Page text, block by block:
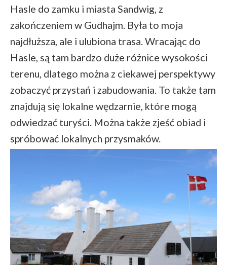
Hasle do zamku i miasta Sandwig, z
zakończeniem w Gudhajm. Była to moja
najdłuższa, ale i ulubiona trasa. Wracając do
Hasle, są tam bardzo duże różnice wysokości
terenu, dlatego można z ciekawej perspektywy
zobaczyć przystań i zabudowania. To także tam
znajdują się lokalne wędzarnie, które mogą
odwiedzać turyści. Można także zjeść obiad i
spróbować lokalnych przysmaków.